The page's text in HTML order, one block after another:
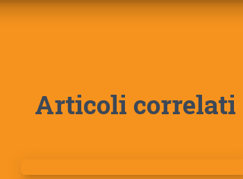
Articoli correlati